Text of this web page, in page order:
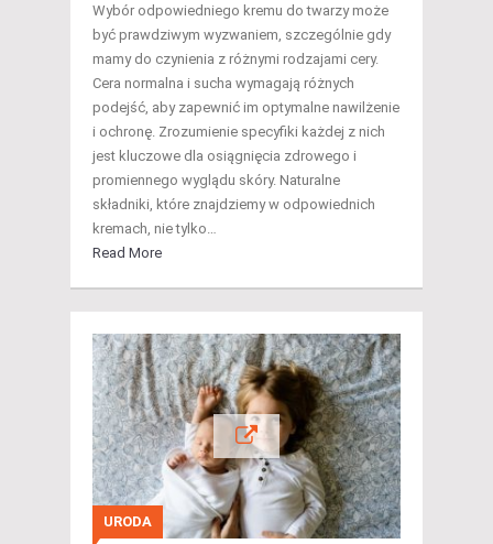
Wybór odpowiedniego kremu do twarzy może
być prawdziwym wyzwaniem, szczególnie gdy
mamy do czynienia z różnymi rodzajami cery.
Cera normalna i sucha wymagają różnych
podejść, aby zapewnić im optymalne nawilżenie
i ochronę. Zrozumienie specyfiki każdej z nich
jest kluczowe dla osiągnięcia zdrowego i
promiennego wyglądu skóry. Naturalne
składniki, które znajdziemy w odpowiednich
kremach, nie tylko…
Read More
URODA